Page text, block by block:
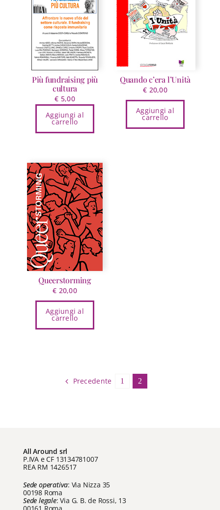
Più fundraising più
cultura
€ 5,00
Aggiungi al
carrello
Quando c’era l’Unità
€ 20,00
Aggiungi al
carrello
Queerstorming
€ 20,00
Aggiungi al
carrello
Precedente 1 2
All Around srl
P.IVA e CF 13134781007
REA RM 1426517
Sede operativa: Via Nizza 35
00198 Roma
Sede legale: Via G. B. de Rossi, 13
00161 Roma